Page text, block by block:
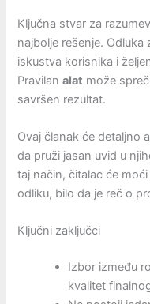
Ključna stvar za
najbolje rešenje.
iskustva korisnika i
Pravilanalat može
savršen rezultat.
Ovaj članak će detaljno
da pruži jasan uvid u
taj način, čitalac će
odliku, bilo da je reč o
Ključni zaključci
Izbor između
kvalitet